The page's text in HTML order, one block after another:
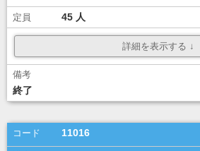
45
終了
11016